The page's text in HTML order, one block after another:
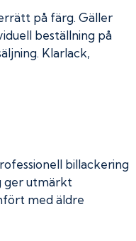
på färg. Gäller
beställning på
Klarlack,
billackering
ger utmärkt
med äldre